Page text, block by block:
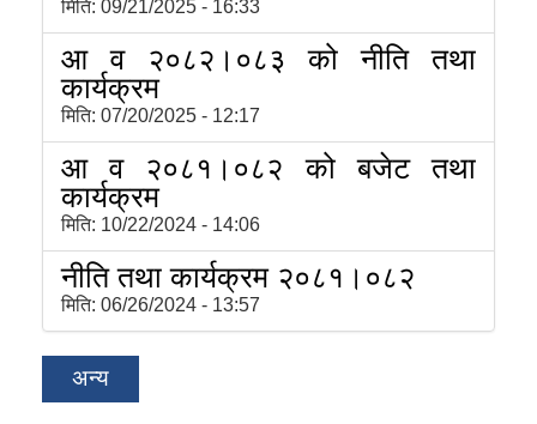
मिति: 09/21/2025 - 16:33
आ व २०८२।०८३ को नीति तथा
कार्यक्रम
मिति: 07/20/2025 - 12:17
आ व २०८१।०८२ को बजेट तथा
कार्यक्रम
मिति: 10/22/2024 - 14:06
नीति तथा कार्यक्रम २०८१।०८२
मिति: 06/26/2024 - 13:57
अन्य